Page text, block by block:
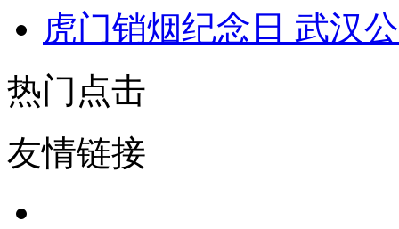
虎门销烟纪念日 武汉
热门点击
友情链接